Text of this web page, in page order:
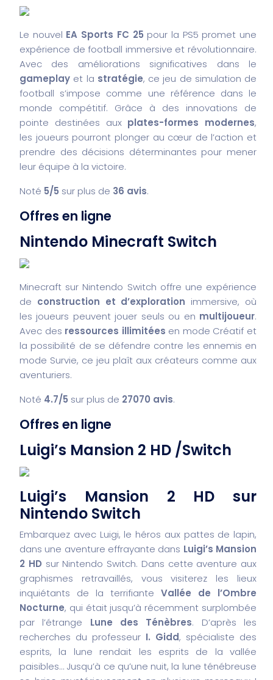
Le nouvel EA Sports FC 25 pour la PS5 promet une
expérience de football immersive et révolutionnaire.
Avec des améliorations significatives dans le
gameplay et la stratégie, ce jeu de simulation de
football s’impose comme une référence dans le
monde compétitif. Grâce à des innovations de
pointe destinées aux plates-formes modernes,
les joueurs pourront plonger au cœur de l’action et
prendre des décisions déterminantes pour mener
leur équipe à la victoire.
Noté 5/5 sur plus de 36 avis.
Offres en ligne
Nintendo Minecraft Switch
Minecraft sur Nintendo Switch offre une expérience
de construction et d’exploration immersive, où
les joueurs peuvent jouer seuls ou en multijoueur.
Avec des ressources illimitées en mode Créatif et
la possibilité de se défendre contre les ennemis en
mode Survie, ce jeu plaît aux créateurs comme aux
aventuriers.
Noté 4.7/5 sur plus de 27070 avis.
Offres en ligne
Luigi’s Mansion 2 HD /Switch
Luigi’s Mansion 2 HD sur
Nintendo Switch
Embarquez avec Luigi, le héros aux pattes de lapin,
dans une aventure effrayante dans Luigi’s Mansion
2 HD sur Nintendo Switch. Dans cette aventure aux
graphismes retravaillés, vous visiterez les lieux
inquiétants de la terrifiante Vallée de l’Ombre
Nocturne, qui était jusqu’à récemment surplombée
par l’étrange Lune des Ténèbres. D’après les
recherches du professeur I. Gidd, spécialiste des
esprits, la lune rendait les esprits de la vallée
paisibles… Jusqu’à ce qu’une nuit, la lune ténébreuse